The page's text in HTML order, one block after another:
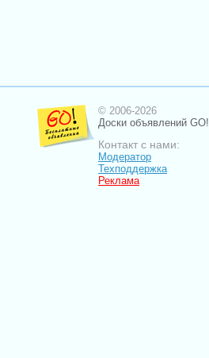
© 2006-2026
Доски объявлений GO!
Контакт с нами:
Модератор
Техподдержка
Реклама